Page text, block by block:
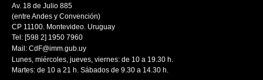
Av. 18 de Julio 885
(entre Andes y Convención)
CP 11100. Montevideo. Uruguay
Tel: [598 2] 1950 7960
Mail: CdF@imm.gub.uy
Lunes, miércoles, jueves, viernes: de 10 a 19.30 h.
Martes: de 10 a 21 h. Sábados de 9.30 a 14.30 h.